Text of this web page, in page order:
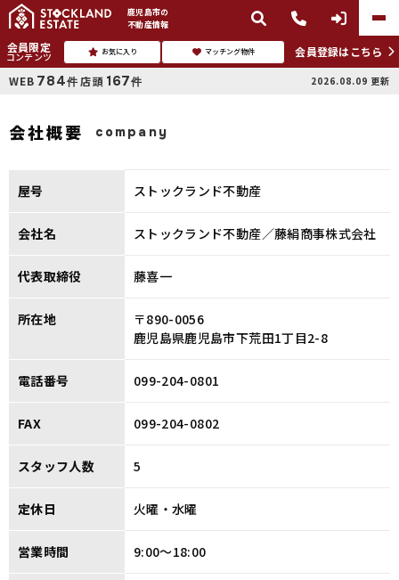
鹿児島市の
不動産情報
会員限定
コンテンツ お気に入り マッチング物件
会員登録はこちら
WEB 784件 店頭 167件 2026.08.09 更新
会社概要 company
屋号 ストックランド不動産
会社名 ストックランド不動産／藤絹商事株式会社
代表取締役 藤喜一
所在地
〒890-0056
鹿児島県鹿児島市下荒田1丁目2-8
電話番号 099-204-0801
FAX 099-204-0802
スタッフ人数 5
定休日 火曜・水曜
営業時間 9:00〜18:00